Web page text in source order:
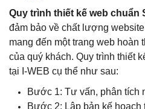
Quy trình thiết kế web chuẩn
đảm bảo về chất lượng
mang đến một trang web hoàn
của quý khách. Quy trình thiết
tại I-WEB cụ thể như sau:
Bước 1: Tư vấn, phân tích
Bước 2: Lập bản kế